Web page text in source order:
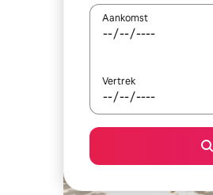
Aankomst
Vertrek